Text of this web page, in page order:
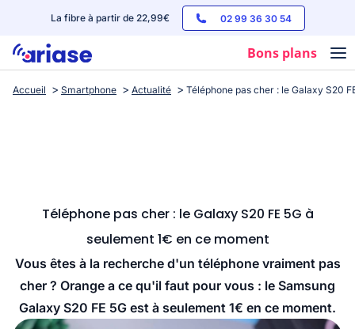
La fibre à partir de 22,99€ 02 99 36 30 54
Bons plans
Box internet
Streaming
Accueil Smartphone Actualité Téléphone pas cher : le Galaxy S20
Téléphone pas cher : le Galaxy S20 FE 5G à
seulement 1€ en ce moment
Vous êtes à la recherche d'un téléphone vraiment pas
cher ? Orange a ce qu'il faut pour vous : le Samsung
Galaxy S20 FE 5G est à seulement 1€ en ce moment.